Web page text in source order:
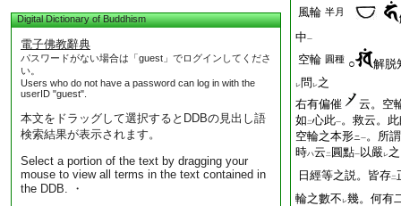
Digital Dictionary of Buddhism
電子佛教辭典
パスワードがない場合は「guest」でログインしてくださ
い。
Users who do not have a password can log in with the
userID "guest".
本文をドラッグして選択するとDDBの見出し語
検索結果が表示されます。
Select a portion of the text by dragging your
mouse to view all terms in the text contained in
the DDB. ・
風輪 半月
中一
空輪 圓種 ○ 解脱
レ問 レ之
右有偏催
云。空
如 二心此一。救云。
空輪之本形ニ一。所
時ハ云 二 圓點一 以嚴 レ
日經等之説。皆存二
輪之數不 レ幾。何有